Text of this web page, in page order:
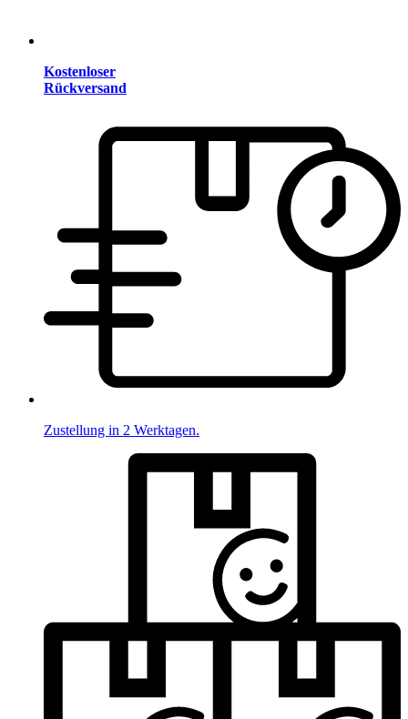
Kostenloser
Rückversand
Zustellung in 2 Werktagen.